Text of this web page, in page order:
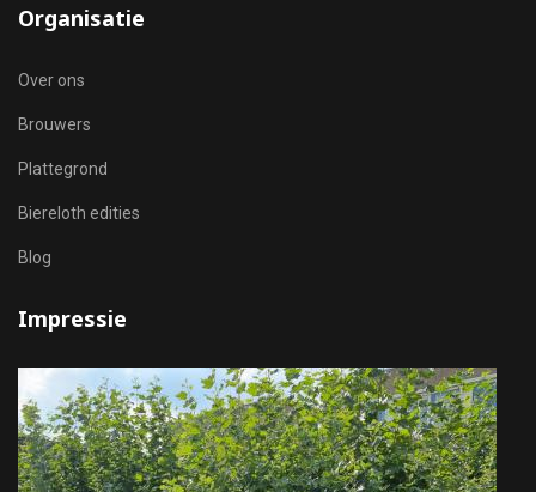
Organisatie
Over ons
Brouwers
Plattegrond
Biereloth edities
Blog
Impressie